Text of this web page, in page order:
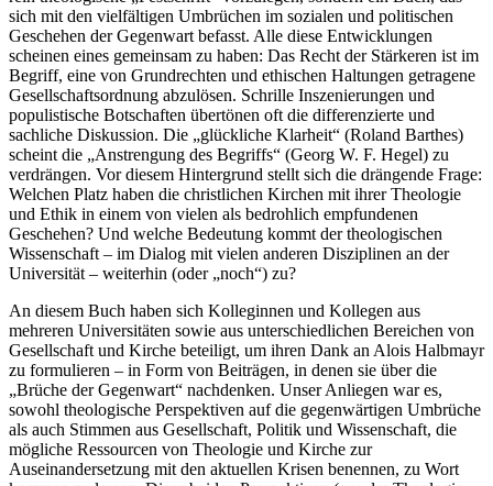
sich mit den vielfältigen Umbrüchen im sozialen und politischen
Geschehen der Gegenwart befasst. Alle diese Entwicklungen
scheinen eines gemeinsam zu haben: Das Recht der Stärkeren ist im
Begriff, eine von Grundrechten und ethischen Haltungen getragene
Gesellschaftsordnung abzulösen. Schrille Inszenierungen und
populistische Botschaften übertönen oft die differenzierte und
sachliche Diskussion. Die „glückliche Klarheit“ (Roland Barthes)
scheint die „Anstrengung des Begriffs“ (Georg W. F. Hegel) zu
verdrängen. Vor diesem Hintergrund stellt sich die drängende Frage:
Welchen Platz haben die christlichen Kirchen mit ihrer Theologie
und Ethik in einem von vielen als bedrohlich empfundenen
Geschehen? Und welche Bedeutung kommt der theologischen
Wissenschaft – im Dialog mit vielen anderen Disziplinen an der
Universität – weiterhin (oder „noch“) zu?
An diesem Buch haben sich Kolleginnen und Kollegen aus
mehreren Universitäten sowie aus unterschiedlichen Bereichen von
Gesellschaft und Kirche beteiligt, um ihren Dank an Alois Halbmayr
zu formulieren – in Form von Beiträgen, in denen sie über die
„Brüche der Gegenwart“ nachdenken. Unser Anliegen war es,
sowohl theologische Perspektiven auf die gegenwärtigen Umbrüche
als auch Stimmen aus Gesellschaft, Politik und Wissenschaft, die
mögliche Ressourcen von Theologie und Kirche zur
Auseinandersetzung mit den aktuellen Krisen benennen, zu Wort